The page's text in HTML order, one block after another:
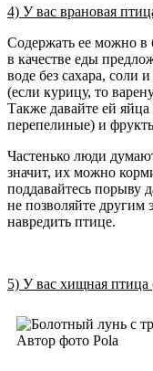
4) У вас врановая
Содержать ее можно в
в качестве еды
воде без сахара, соли
(если курицу, то
Также давайте ей
перепелиные) и
Частенько люди
значит, их можно
поддавайтесь порыву
не позволяйте другим
навредить птице.
5) У вас хищная птица